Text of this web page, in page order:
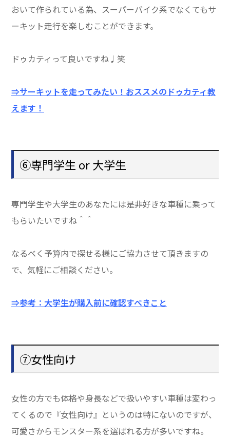
おいて作られている為、スーパーバイク系でなくてもサ
ーキット走行を楽しむことができます。
ドゥカティって良いですね♩笑
⇒サーキットを走ってみたい！おススメのドゥカティ教
えます！
⑥専門学生 or 大学生
専門学生や大学生のあなたには是非好きな車種に乗って
もらいたいですね＾＾
なるべく予算内で探せる様にご協力させて頂きますの
で、気軽にご相談ください。
⇒参考：大学生が購入前に確認すべきこと
⑦女性向け
女性の方でも体格や身長などで扱いやすい車種は変わっ
てくるので『女性向け』というのは特にないのですが、
可愛さからモンスター系を選ばれる方が多いですね。